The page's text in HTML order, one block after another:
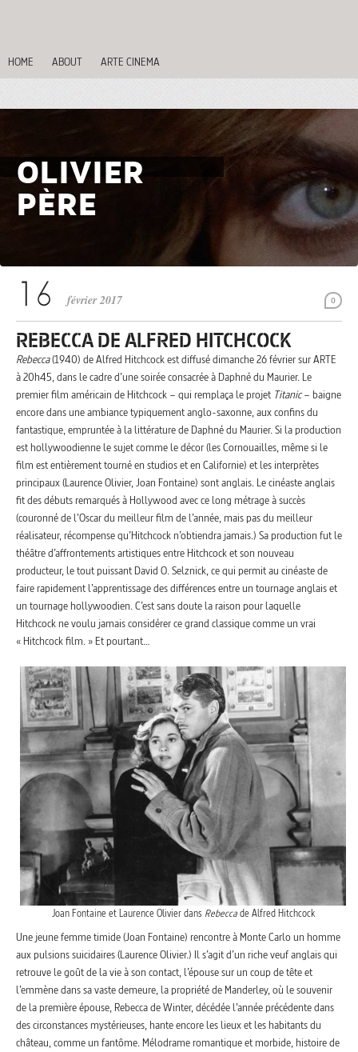
HOME ABOUT ARTE CINEMA
OLIVIER
PÈRE
0
février 2017
REBECCA DE ALFRED HITCHCOCK
Rebecca(1940) de Alfred Hitchcock est diffusé dimanche 26 février sur ARTE
à 20h45, dans le cadre d’une soirée consacrée à Daphné du Maurier. Le
premier film américain de Hitchcock – qui remplaça le projet Titanic– baigne
encore dans une ambiance typiquement anglo-saxonne, aux confins du
fantastique, empruntée à la littérature de Daphné du Maurier. Si la production
est hollywoodienne le sujet comme le décor (les Cornouailles, même si le
film est entièrement tourné en studios et en Californie) et les interprètes
principaux (Laurence Olivier, Joan Fontaine) sont anglais. Le cinéaste anglais
fit des débuts remarqués à Hollywood avec ce long métrage à succès
(couronné de l’Oscar du meilleur film de l’année, mais pas du meilleur
réalisateur, récompense qu’Hitchcock n’obtiendra jamais.) Sa production fut le
théâtre d’affrontements artistiques entre Hitchcock et son nouveau
producteur, le tout puissant David O. Selznick, ce qui permit au cinéaste de
faire rapidement l’apprentissage des différences entre un tournage anglais et
un tournage hollywoodien. C’est sans doute la raison pour laquelle
Hitchcock ne voulu jamais considérer ce grand classique comme un vrai
« Hitchcock film. » Et pourtant…
Joan Fontaine et Laurence Olivier dans Rebeccade Alfred Hitchcock
Une jeune femme timide (Joan Fontaine) rencontre à Monte Carlo un homme
aux pulsions suicidaires (Laurence Olivier.) Il s’agit d’un riche veuf anglais qui
retrouve le goût de la vie à son contact, l’épouse sur un coup de tête et
l’emmène dans sa vaste demeure, la propriété de Manderley, où le souvenir
de la première épouse, Rebecca de Winter, décédée l’année précédente dans
des circonstances mystérieuses, hante encore les lieux et les habitants du
château, comme un fantôme. Mélodrame romantique et morbide, histoire de